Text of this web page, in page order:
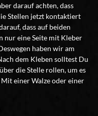
darauf achten, dass
Stellen jetzt kontaktiert
dass auf beiden
nur eine Seite mit Kleber
haben wir am
dem Kleben solltest Du
die Stelle rollen, um es
einer Walze oder einer